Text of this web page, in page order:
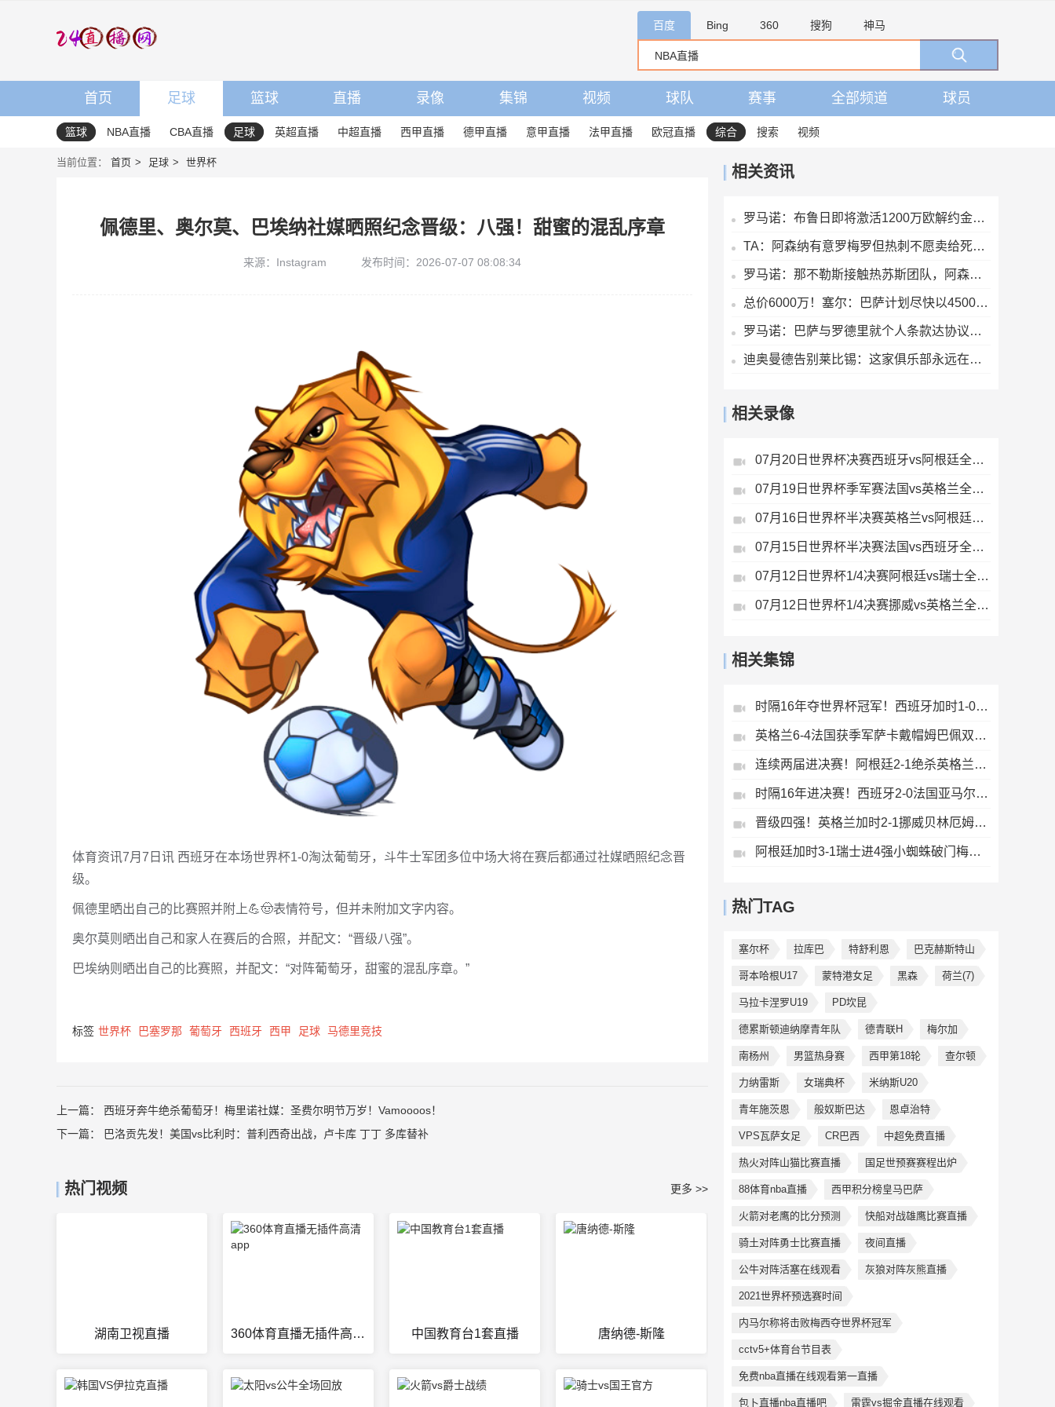
百度 Bing 360 搜狗 神马
首页 足球 篮球 直播 录像 集锦 视频 球队 赛事 全部频道 球员
篮球 NBA直播 CBA直播 足球 英超直播 中超直播 西甲直播 德甲直播 意甲直播 法甲直播 欧冠直播 综合 搜索 视频
当前位置： 首页 足球 世界杯
佩德里、奥尔莫、巴埃纳社媒晒照纪念晋级：八强！甜蜜的混乱序章
来源：Instagram 发布时间：2026-07-07 08:08:34
体育资讯7月7日讯 西班牙在本场世界杯1-0淘汰葡萄牙，斗牛士军团多位中场大将在赛后都通过社媒晒照纪念晋
级。
佩德里晒出自己的比赛照并附上💪🤠表情符号，但并未附加文字内容。
奥尔莫则晒出自己和家人在赛后的合照，并配文：“晋级八强”。
巴埃纳则晒出自己的比赛照，并配文：“对阵葡萄牙，甜蜜的混乱序章。”
标签 世界杯 巴塞罗那 葡萄牙 西班牙 西甲 足球 马德里竞技
上一篇： 西班牙奔牛绝杀葡萄牙！梅里诺社媒：圣费尔明节万岁！Vamoooos！
下一篇：
巴洛贡先发！美国vs比利时：普利西奇出战，卢卡库 丁丁 多库替补
热门视频 更多 >>
湖南卫视直播 360体育直播无插件高清app 中国教育台1套直播 唐纳德-斯隆
相关资讯
罗马诺：布鲁日即将激活1200万欧解约金，签下马略卡前锋比尔希利
TA：阿森纳有意罗梅罗但热刺不愿卖给死敌，马竞国米是最可能下家
罗马诺：那不勒斯接触热苏斯团队，阿森纳只接受永久转会
总价6000万！塞尔：巴萨计划尽快以4500万欧+1500万报价罗德里
罗马诺：巴萨与罗德里就个人条款达协议，将与曼城谈判确定转会费
迪奥曼德告别莱比锡：这家俱乐部永远在我心中占据特殊位置
相关录像
07月20日世界杯决赛西班牙vs阿根廷全场录像
07月19日世界杯季军赛法国vs英格兰全场录像
07月16日世界杯半决赛英格兰vs阿根廷全场录像
07月15日世界杯半决赛法国vs西班牙全场录像
07月12日世界杯1/4决赛阿根廷vs瑞士全场录像
07月12日世界杯1/4决赛挪威vs英格兰全场录像
相关集锦
时隔16年夺世界杯冠军！西班牙加时1-0阿根廷费兰制胜恩佐染红
英格兰6-4法国获季军萨卡戴帽姆巴佩双响创纪录奥利塞2助+失良机
连续两届进决赛！阿根廷2-1绝杀英格兰劳塔罗恩佐破门梅西两助攻
时隔16年进决赛！西班牙2-0法国亚马尔造点奥亚萨瓦尔、波罗破门
晋级四强！英格兰加时2-1挪威贝林厄姆连场双响谢尔德鲁普破门
阿根廷加时3-1瑞士进4强小蜘蛛破门梅西助攻麦卡恩博洛假摔染红
热门TAG
塞尔杯 拉库巴 特舒利恩 巴克赫斯特山
哥本哈根U17 蒙特港女足 黑森 荷兰(7)
马拉卡涅罗U19 PD坎昆
德累斯顿迪纳摩青年队 德青联H 梅尔加
南杨州 男篮热身赛 西甲第18轮 查尔顿
力纳雷斯 女瑞典杯 米纳斯U20
青年施茨恩 般奴斯巴达 恩卓治特
VPS瓦萨女足 CR巴西 中超免费直播
热火对阵山猫比赛直播 国足世预赛赛程出炉
88体育nba直播 西甲积分榜皇马巴萨
火箭对老鹰的比分预测 快船对战雄鹰比赛直播
骑土对阵勇士比赛直播 夜间直播
公牛对阵活塞在线观看 灰狼对阵灰熊直播
2021世界杯预选赛时间
内马尔称将击败梅西夺世界杯冠军
cctv5+体育台节目表
免费nba直播在线观看第一直播
包卜直播nba直播吧 雷霆vs掘金直播在线观看